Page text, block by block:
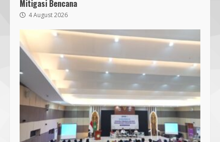
Mitigasi Bencana
4 August 2026